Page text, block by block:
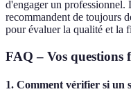
d'engager un professionnel.
recommandent de toujours
pour évaluer la qualité et la
FAQ – Vos questions
1. Comment vérifier si un